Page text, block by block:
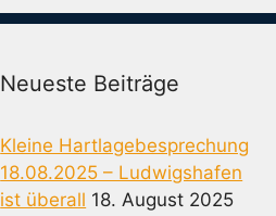
Neueste Beiträge
Kleine Hartlagebesprechung
18.08.2025 – Ludwigshafen
ist überall 18. August 2025